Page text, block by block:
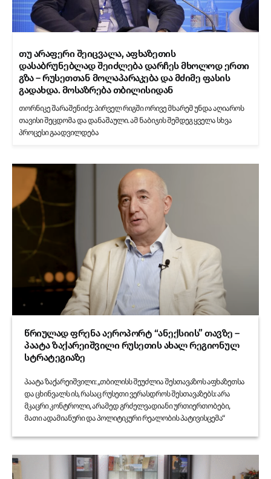
თუ არაფერი შეიცვალა, აფხაზეთის
დასაბრუნებლად შეიძლება დარჩეს მხოლოდ ერთი
გზა – რუსეთთან მოლაპარაკება და მძიმე ფასის
გადახდა. მოსაზრება თბილისიდან
თორნიკე შარაშენიძე: პირველ რიგში ორივე მხარემ უნდა აღიაროს
თავისი შეცდომა და დანაშაული. ამ ნაბიჯის შემდეგ ყველა სხვა
პროცესი გაადვილდება
წრიულად ფრენა აეროპორტ “ანექსიის” თავზე –
პაატა ზაქარეიშვილი რუსეთის ახალ რეგიონულ
სტრატეგიაზე
პაატა ზაქარეიშვილი: „თბილისს შეუძლია შესთავაზოს აფხაზეთსა
და ცხინვალს ის, რასაც რუსეთი ვერასდროს შესთავაზებს: არა
მკაცრი კონტროლი, არამედ გრძელვადიანი ურთიერთობები,
მათი ადამიანური და პოლიტიკური რეალობის პატივისცემა“